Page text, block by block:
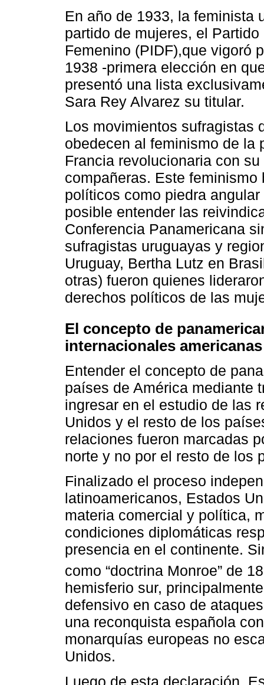
En año de 1933, la feminista
partido de mujeres, el
Femenino (PIDF),que vigoró
1938 -primera elección en
presentó una lista
Sara Rey Alvarez su titular.
Los movimientos sufragistas
obedecen al feminismo de la
Francia revolucionaria con
compañeras. Este
políticos como piedra
posible entender las
Conferencia Panamericana
sufragistas uruguayas y
Uruguay, Bertha Lutz en
otras) fueron quienes
derechos políticos de las
El concepto de
internacionales americanas
Entender el concepto de
países de América mediante
ingresar en el estudio de las
Unidos y el resto de los
relaciones fueron marcadas
norte y no por el resto de los
Finalizado el proceso
latinoamericanos, Estados
materia comercial y política,
condiciones diplomáticas
presencia en el continente.
como “doctrina Monroe” de
hemisferio sur,
defensivo en caso de
una reconquista española
monarquías europeas no
Unidos.
Luego de esta declaración,